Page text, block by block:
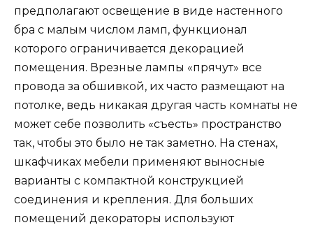
предполагают освещение в виде настенного
бра с малым числом ламп, функционал
которого ограничивается декорацией
помещения. Врезные лампы «прячут» все
провода за обшивкой, их часто размещают на
потолке, ведь никакая другая часть комнаты не
может себе позволить «съесть» пространство
так, чтобы это было не так заметно. На стенах,
шкафчиках мебели применяют выносные
варианты с компактной конструкцией
соединения и крепления. Для больших
помещений декораторы используют